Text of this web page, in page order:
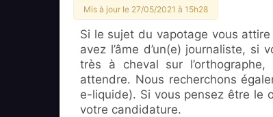
Mis à jour le 27/05/2021 à 15h28
Si le sujet du vapotage vous
avez l’âme d’un(e) journaliste, si
très à cheval sur
attendre. Nous recherchons
e-liquide). Si vous pensez être le
votre candidature.